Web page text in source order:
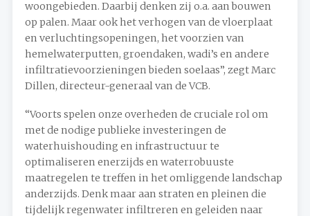
woongebieden. Daarbij denken zij o.a. aan bouwen
op palen. Maar ook het verhogen van de vloerplaat
en verluchtingsopeningen, het voorzien van
hemelwaterputten, groendaken, wadi’s en andere
infiltratievoorzieningen bieden soelaas”, zegt Marc
Dillen, directeur-generaal van de VCB.
“Voorts spelen onze overheden de cruciale rol om
met de nodige publieke investeringen de
waterhuishouding en infrastructuur te
optimaliseren enerzijds en waterrobuuste
maatregelen te treffen in het omliggende landschap
anderzijds. Denk maar aan straten en pleinen die
tijdelijk regenwater infiltreren en geleiden naar